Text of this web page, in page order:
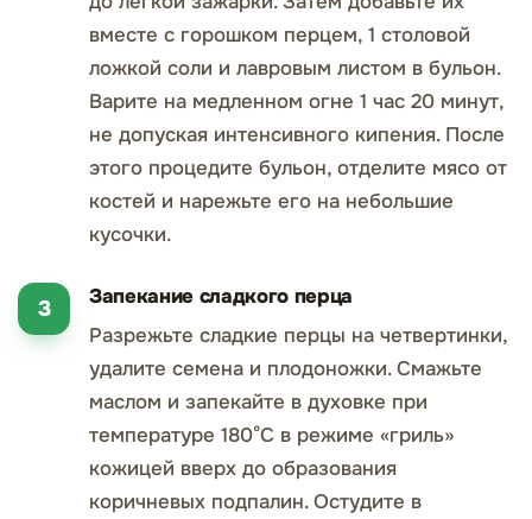
вместе с горошком перцем, 1 столовой
ложкой соли и лавровым листом в бульон.
Варите на медленном огне 1 час 20 минут,
не допуская интенсивного кипения. После
этого процедите бульон, отделите мясо от
костей и нарежьте его на небольшие
кусочки.
Запекание сладкого перца
Разрежьте сладкие перцы на четвертинки,
удалите семена и плодоножки. Смажьте
маслом и запекайте в духовке при
температуре 180°C в режиме «гриль»
кожицей вверх до образования
коричневых подпалин. Остудите в